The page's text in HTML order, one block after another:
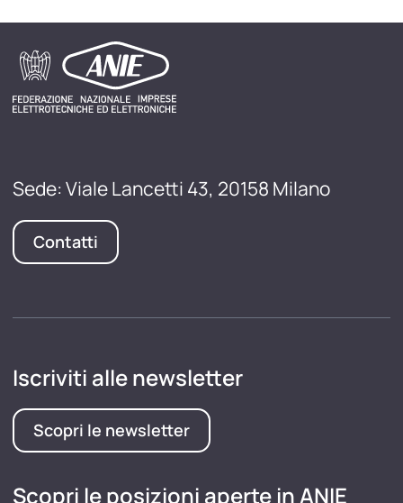
Sede: Viale Lancetti 43, 20158 Milano
Contatti
Iscriviti alle newsletter
Scopri le newsletter
Scopri le posizioni aperte in ANIE